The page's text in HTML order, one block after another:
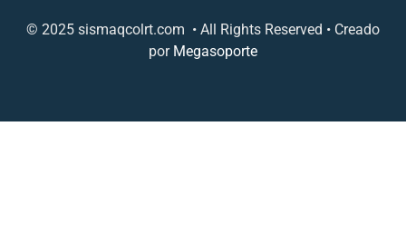
© 2025 sismaqcolrt.com • All Rights Reserved • Creado
por Megasoporte